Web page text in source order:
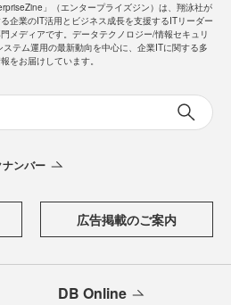
」（エンタープライズジン）は、翔泳社が
企業のIT活用とビジネス成長を支援するITリーダー
メディアです。データテクノロジー/情報セキュリ
ステム運用の最新動向を中心に、企業ITに関する多
をお届けしています。
ンバー
広告掲載のご案内
DB Online